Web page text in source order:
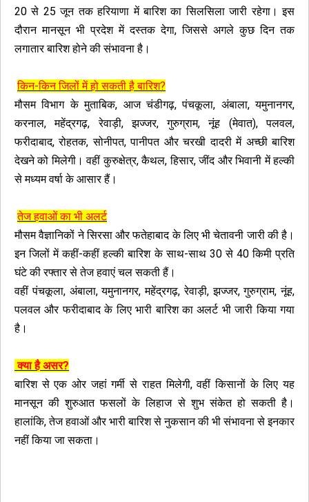
20 से 25 जून तक हरियाणा में बारिश का सिलसिला जारी रहेगा। इस
दौरान मानसून भी प्रदेश में दस्तक देगा, जिससे अगले कुछ दिन तक
लगातार बारिश होने की संभावना है।
किन-किन जिलों में हो सकती है बारिश?
मौसम विभाग के मुताबिक, आज चंडीगढ़, पंचकूला, अंबाला, यमुनानगर,
करनाल, महेंद्रगढ़, रेवाड़ी, झज्जर, गुरुग्राम, नूंह (मेवात), पलवल,
फरीदाबाद, रोहतक, सोनीपत, पानीपत और चरखी दादरी में अच्छी बारिश
देखने को मिलेगी। वहीं कुरुक्षेत्र, कैथल, हिसार, जींद और भिवानी में हल्की
से मध्यम वर्षा के आसार हैं।
तेज हवाओं का भी अलर्ट
मौसम वैज्ञानिकों ने सिरसा और फतेहाबाद के लिए भी चेतावनी जारी की है।
इन जिलों में कहीं-कहीं हल्की बारिश के साथ-साथ 30 से 40 किमी प्रति
घंटे की रफ्तार से तेज हवाएं चल सकती हैं।
वहीं पंचकूला, अंबाला, यमुनानगर, महेंद्रगढ़, रेवाड़ी, झज्जर, गुरुग्राम, नूंह,
पलवल और फरीदाबाद के लिए भारी बारिश का अलर्ट भी जारी किया गया
है।
क्या है असर?
बारिश से एक ओर जहां गर्मी से राहत मिलेगी, वहीं किसानों के लिए यह
मानसून की शुरुआत फसलों के लिहाज से शुभ संकेत हो सकती है।
हालांकि, तेज हवाओं और भारी बारिश से नुकसान की भी संभावना से इनकार
नहीं किया जा सकता।